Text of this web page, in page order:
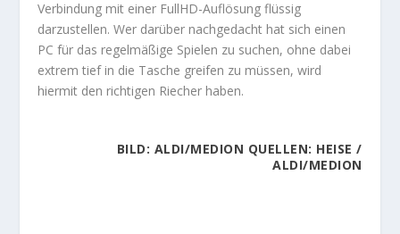
Verbindung mit einer FullHD-Auflösung flüssig
darzustellen. Wer darüber nachgedacht hat sich einen
PC für das regelmäßige Spielen zu suchen, ohne dabei
extrem tief in die Tasche greifen zu müssen, wird
hiermit den richtigen Riecher haben.
BILD: ALDI/MEDION QUELLEN: HEISE /
ALDI/MEDION